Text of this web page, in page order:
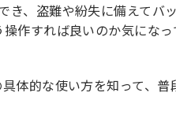
、盗難や紛失に備えてバ
作すれば良いのか気になっ
体的な使い方を知って、